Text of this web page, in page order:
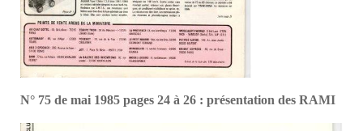
N° 75 de mai 1985 pages 24 à 26 : présentation des RAMI